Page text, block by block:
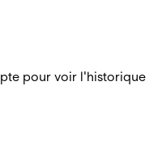
pour voir l'historique